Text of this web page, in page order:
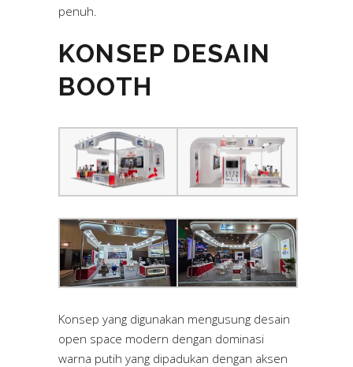
penuh.
KONSEP DESAIN
BOOTH
Konsep yang digunakan mengusung desain
open space modern dengan dominasi
warna putih yang dipadukan dengan aksen